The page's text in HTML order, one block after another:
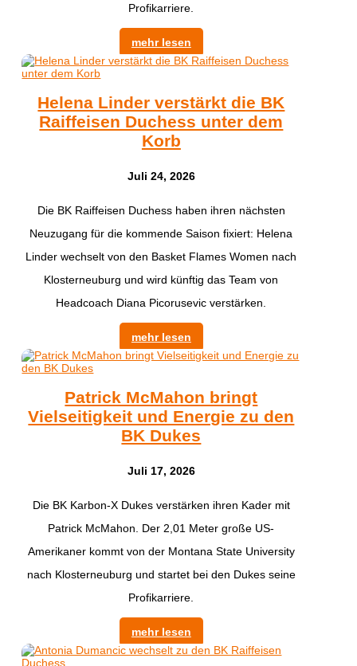
Profikarriere.
mehr lesen
Helena Linder verstärkt die BK
Raiffeisen Duchess unter dem
Korb
Juli 24, 2026
Die BK Raiffeisen Duchess haben ihren nächsten
Neuzugang für die kommende Saison fixiert: Helena
Linder wechselt von den Basket Flames Women nach
Klosterneuburg und wird künftig das Team von
Headcoach Diana Picorusevic verstärken.
mehr lesen
Patrick McMahon bringt
Vielseitigkeit und Energie zu den
BK Dukes
Juli 17, 2026
Die BK Karbon-X Dukes verstärken ihren Kader mit
Patrick McMahon. Der 2,01 Meter große US-
Amerikaner kommt von der Montana State University
nach Klosterneuburg und startet bei den Dukes seine
Profikarriere.
mehr lesen